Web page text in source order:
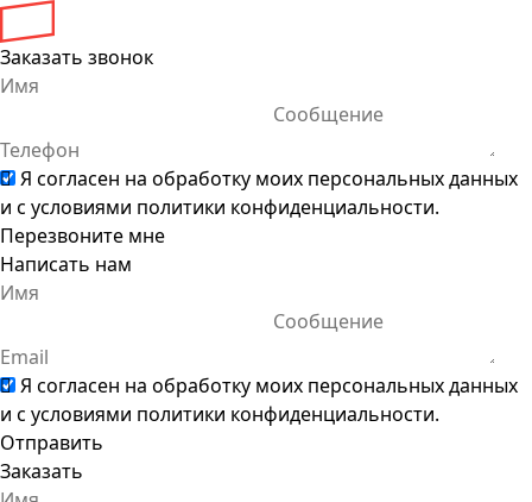
Заказать звонок
Я согласен на обработку моих персональных данных
и с условиями политики конфиденциальности.
Перезвоните мне
Написать нам
Я согласен на обработку моих персональных данных
и с условиями политики конфиденциальности.
Отправить
Заказать